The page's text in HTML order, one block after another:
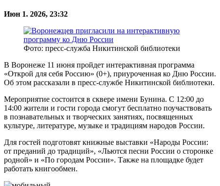
Июн 1. 2026, 23:32
Фото: пресс-служба Никитинской библиотеки
В Воронеже 11 июня пройдет интерактивная программа
«Открой для себя Россию» (0+), приуроченная ко Дню России.
Об этом рассказали в пресс-службе Никитинской библиотеки.
Мероприятие состоится в сквере имени Бунина. С 12:00 до
14:00 жители и гости города смогут бесплатно поучаствовать
в познавательных и творческих занятиях, посвященных
культуре, литературе, музыке и традициям народов России.
Для гостей подготовят книжные выставки «Народы России:
от преданий до традиций», «Льются песни России о сторонке
родной» и «По городам России». Также на площадке будет
работать книгообмен.